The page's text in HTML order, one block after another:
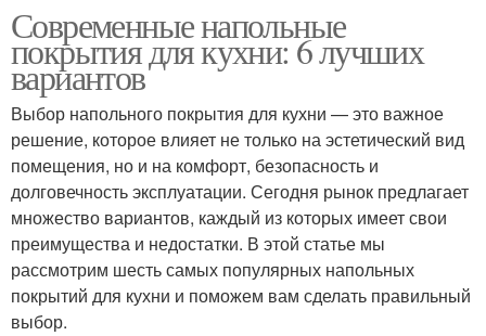
Современные напольные
покрытия для кухни: 6 лучших
вариантов
Выбор напольного покрытия для кухни — это важное
решение, которое влияет не только на эстетический вид
помещения, но и на комфорт, безопасность и
долговечность эксплуатации. Сегодня рынок предлагает
множество вариантов, каждый из которых имеет свои
преимущества и недостатки. В этой статье мы
рассмотрим шесть самых популярных напольных
покрытий для кухни и поможем вам сделать правильный
выбор.